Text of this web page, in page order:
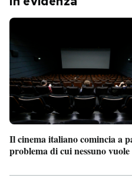
Il cinema italiano comincia a
problema di cui nessuno